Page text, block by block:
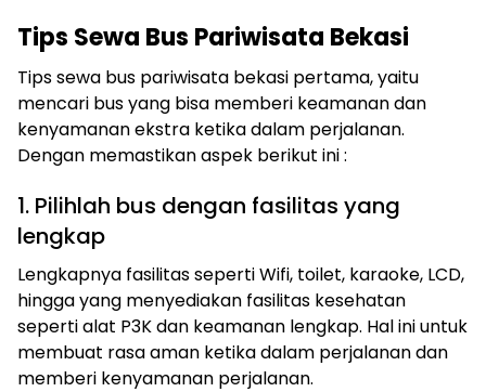
Tips Sewa Bus Pariwisata Bekasi
Tips sewa bus pariwisata bekasi pertama, yaitu
mencari bus yang bisa memberi keamanan dan
kenyamanan ekstra ketika dalam perjalanan.
Dengan memastikan aspek berikut ini :
1. Pilihlah bus dengan fasilitas yang
lengkap
Lengkapnya fasilitas seperti Wifi, toilet, karaoke, LCD,
hingga yang menyediakan fasilitas kesehatan
seperti alat P3K dan keamanan lengkap. Hal ini untuk
membuat rasa aman ketika dalam perjalanan dan
memberi kenyamanan perjalanan.